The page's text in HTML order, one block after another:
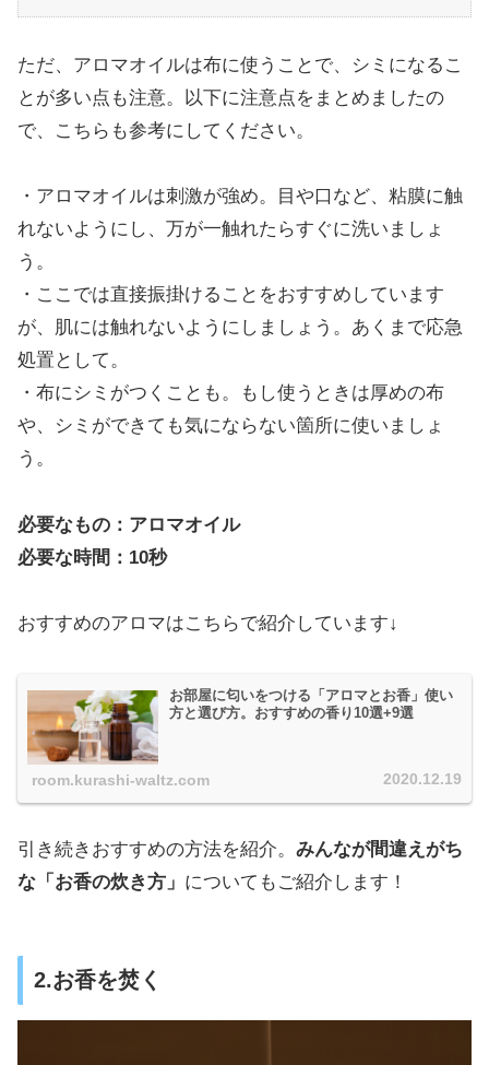
ただ、アロマオイルは布に使うことで、シミになるこ
とが多い点も注意。以下に注意点をまとめましたの
で、こちらも参考にしてください。
・アロマオイルは刺激が強め。目や口など、粘膜に触
れないようにし、万が一触れたらすぐに洗いましょ
う。
・ここでは直接振掛けることをおすすめしています
が、肌には触れないようにしましょう。あくまで応急
処置として。
・布にシミがつくことも。もし使うときは厚めの布
や、シミができても気にならない箇所に使いましょ
う。
必要なもの：アロマオイル
必要な時間：10秒
おすすめのアロマはこちらで紹介しています↓
お部屋に匂いをつける「アロマとお香」使い
方と選び方。おすすめの香り10選+9選
room.kurashi-waltz.com 2020.12.19
引き続きおすすめの方法を紹介。 みんなが間違えがち
な「お香の炊き方」 についてもご紹介します！
2.お香を焚く